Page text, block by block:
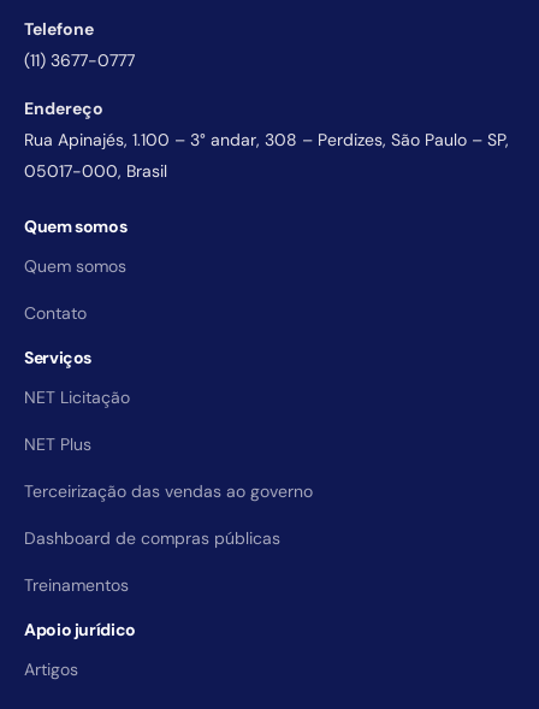
Telefone
(11) 3677-0777
Endereço
Rua Apinajés, 1.100 – 3° andar, 308 – Perdizes, São Paulo – SP,
05017-000, Brasil
Quem somos
Quem somos
Contato
Serviços
NET Licitação
NET Plus
Terceirização das vendas ao governo
Dashboard de compras públicas
Treinamentos
Apoio jurídico
Artigos